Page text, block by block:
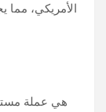
الأمريكي، مما